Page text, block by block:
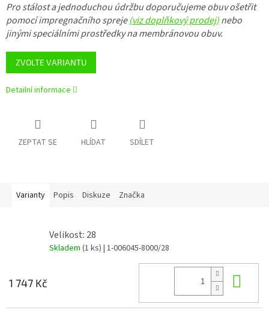
ZVOLTE VARIANTU
Pro stálost a jednoduchou údržbu doporučujeme obuv ošetřit
pomocí impregnačního spreje(viz doplňkový prodej)nebo
jinými speciálními prostředky na membránovou obuv.
Detailní informace
ZEPTAT SE HLÍDAT SDÍLET
Varianty Popis Diskuze Značka
Velikost: 28
Skladem (1 ks) | 1-006045-8000/28
1 747 Kč